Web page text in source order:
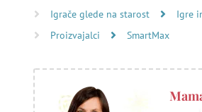
Igrače glede na starost
Igre
Proizvajalci
SmartMax